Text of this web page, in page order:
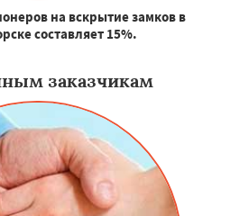
на вскрытие замков в
составляет 15%.
заказчикам